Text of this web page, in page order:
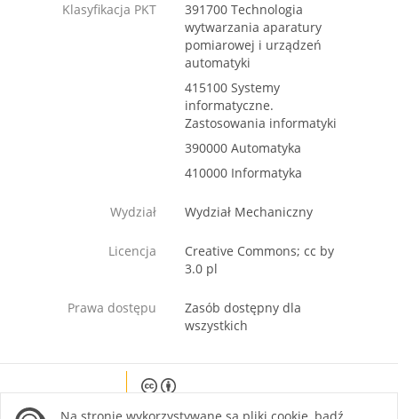
Klasyfikacja PKT
391700 Technologia
wytwarzania aparatury
pomiarowej i urządzeń
automatyki
415100 Systemy
informatyczne.
Zastosowania informatyki
390000 Automatyka
410000 Informatyka
Wydział Wydział Mechaniczny
Licencja
Creative Commons; cc by
3.0 pl
Prawa dostępu
Zasób dostępny dla
wszystkich